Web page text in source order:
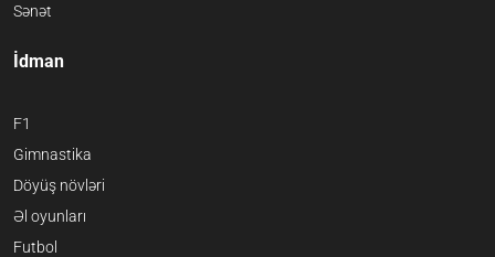
Sənət
İdman
F1
Gimnastika
Döyüş növləri
Əl oyunları
Futbol